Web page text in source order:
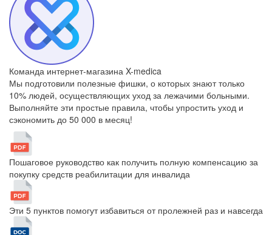
Команда интернет-магазина X-medica
Мы подготовили полезные фишки, о которых знают только
10% людей, осуществляющих уход за лежачими больными.
Выполняйте эти простые правила, чтобы упростить уход и
сэкономить до 50 000 в месяц!
Пошаговое руководство как получить полную компенсацию за
покупку средств реабилитации для инвалида
Эти 5 пунктов помогут избавиться от пролежней раз и навсегда